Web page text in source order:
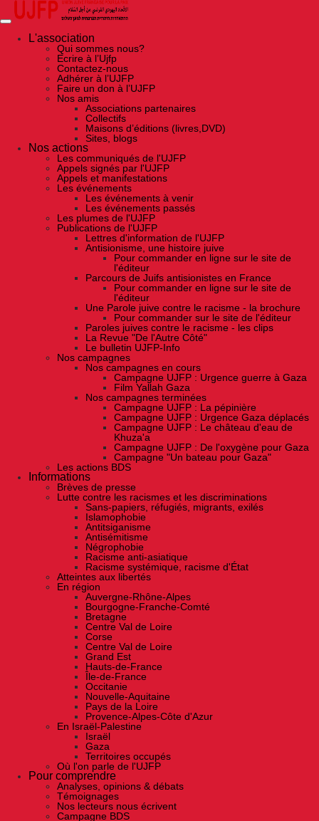
Skip
the
contentL'association
Qui sommes nous?
Ecrire à l’Ujfp
Contactez-nous
Adhérer à l’UJFP
Faire un don à l’UJFP
Nos amis
Associations partenaires
Collectifs
Maisons d’éditions (livres,DVD)
Sites, blogs
Nos actions
Les communiqués de l'UJFP
Appels signés par l'UJFP
Appels et manifestations
Les événements
Les événements à venir
Les événements passés
Les plumes de l'UJFP
Publications de l'UJFP
Lettres d'information de l'UJFP
Antisionisme, une histoire juive
Pour commander en ligne sur le site de
l'éditeur
Parcours de Juifs antisionistes en France
Pour commander en ligne sur le site de
l'éditeur
Une Parole juive contre le racisme - la brochure
Pour commander sur le site de l'éditeur
Paroles juives contre le racisme - les clips
La Revue "De l'Autre Côté"
Le bulletin UJFP-Info
Nos campagnes
Nos campagnes en cours
Campagne UJFP : Urgence guerre à Gaza
Film Yallah Gaza
Nos campagnes terminées
Campagne UJFP : La pépinière
Campagne UJFP : Urgence Gaza déplacés
Campagne UJFP : Le château d'eau de
Khuza'a
Campagne UJFP : De l'oxygène pour Gaza
Campagne "Un bateau pour Gaza"
Les actions BDS
Informations
Brèves de presse
Lutte contre les racismes et les discriminations
Sans-papiers, réfugiés, migrants, exilés
Islamophobie
Antitsiganisme
Antisémitisme
Négrophobie
Racisme anti-asiatique
Racisme systémique, racisme d'État
Atteintes aux libertés
En région
Auvergne-Rhône-Alpes
Bourgogne-Franche-Comté
Bretagne
Centre Val de Loire
Corse
Centre Val de Loire
Grand Est
Hauts-de-France
Île-de-France
Occitanie
Nouvelle-Aquitaine
Pays de la Loire
Provence-Alpes-Côte d'Azur
En Israël-Palestine
Israël
Gaza
Territoires occupés
Où l'on parle de l'UJFP
Pour comprendre
Analyses, opinions & débats
Témoignages
Nos lecteurs nous écrivent
Campagne BDS